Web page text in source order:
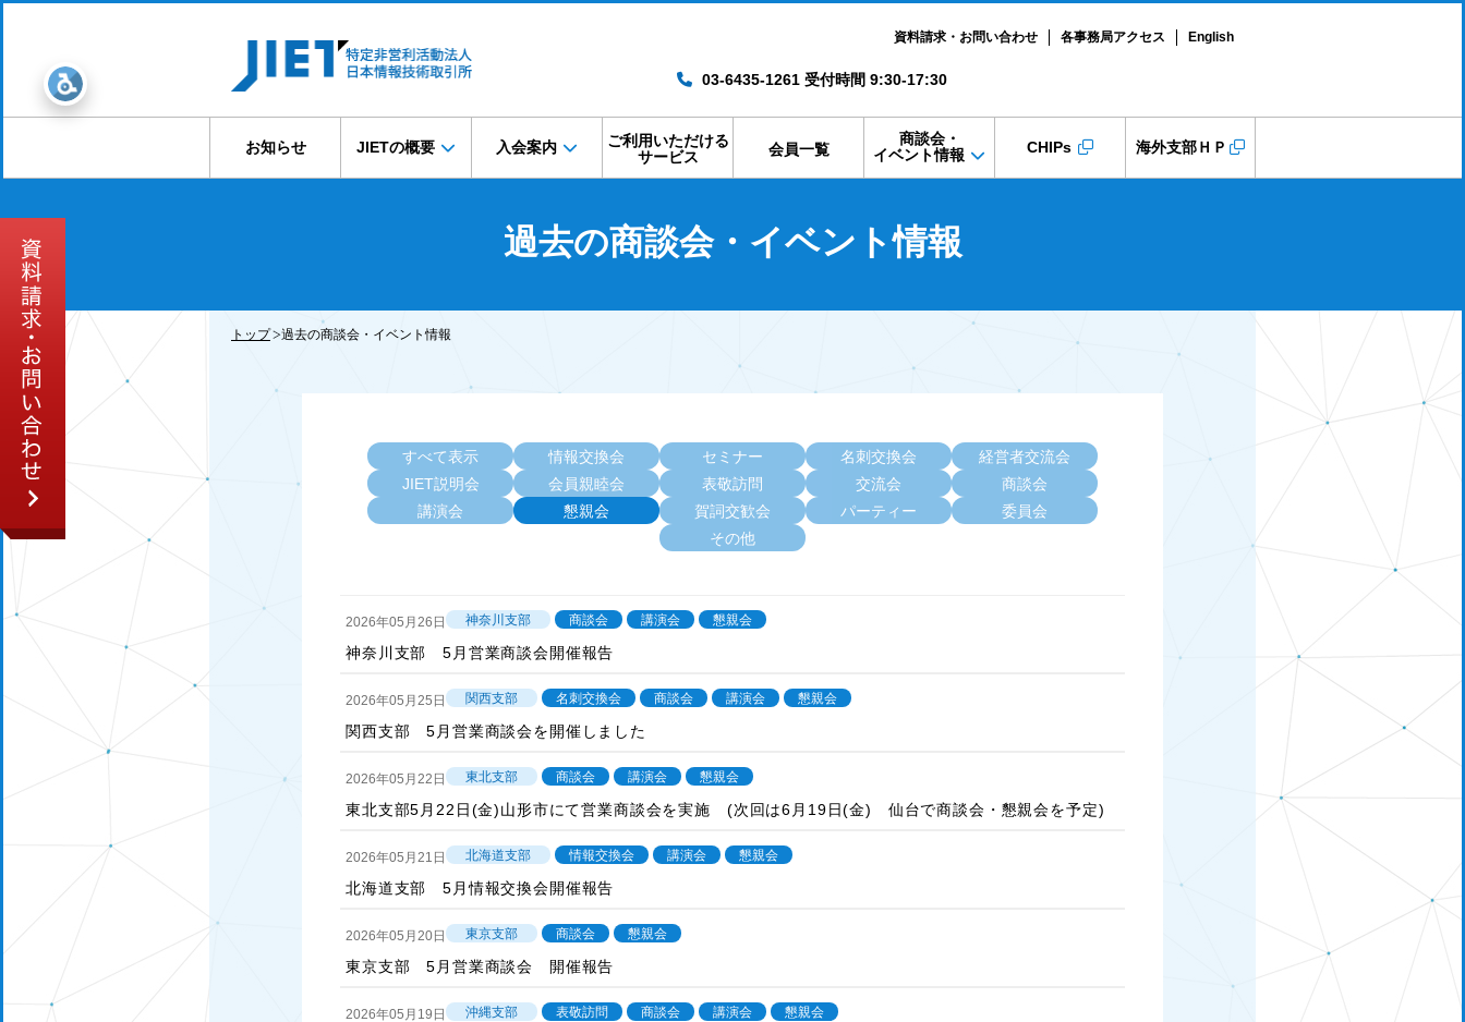
資料請求・お問い合わせ 各事務局アクセス English
03-6435-1261 受付時間 9:30-17:30
お知らせ JIETの概要 入会案内
ご利用いただける
サービス
会員一覧
商談会・
イベント情報
CHIPs 海外支部ＨＰ
過去の商談会・イベント情報
トップ 過去の商談会・イベント情報
すべて表示 情報交換会 セミナー 名刺交換会
経営者交流会
JIET説明会
会員親睦会 表敬訪問 交流会
商談会
講演会
懇親会 賀詞交歓会 パーティー
委員会
その他
2026年05月26日 神奈川支部 商談会 講演会 懇親会
神奈川支部 5月営業商談会開催報告
2026年05月25日 関西支部 名刺交換会 商談会 講演会 懇親会
関西支部 5月営業商談会を開催しました
2026年05月22日 東北支部 商談会 講演会 懇親会
東北支部5月22日(金)山形市にて営業商談会を実施 (次回は6月19日(金) 仙台で商談会・懇親会を予定)
2026年05月21日 北海道支部 情報交換会 講演会 懇親会
北海道支部 5月情報交換会開催報告
2026年05月20日 東京支部 商談会 懇親会
東京支部 5月営業商談会 開催報告
2026年05月19日 沖縄支部 表敬訪問 商談会 講演会 懇親会